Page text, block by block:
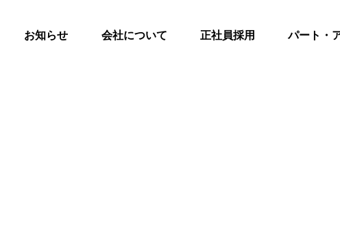
お知らせ 会社について 正社員採用 パート・